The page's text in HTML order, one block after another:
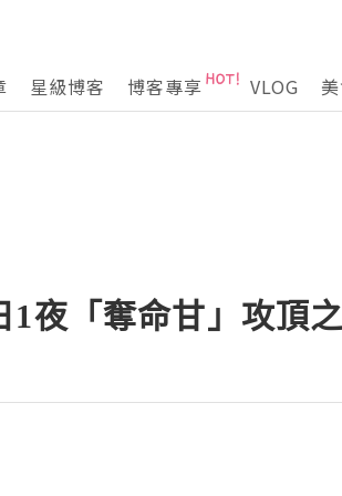
星級博客 博客專享 VLOG
夜「奪命甘」攻頂